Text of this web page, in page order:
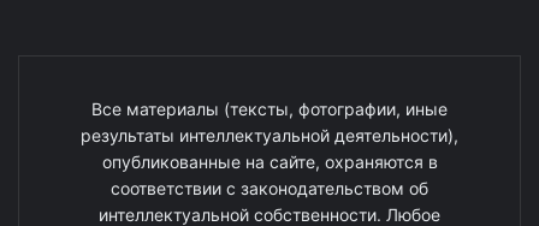
Все материалы (тексты, фотографии, иные
результаты интеллектуальной деятельности),
опубликованные на сайте, охраняются в
соответствии с законодательством об
интеллектуальной собственности. Любое